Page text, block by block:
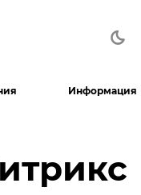
Информация